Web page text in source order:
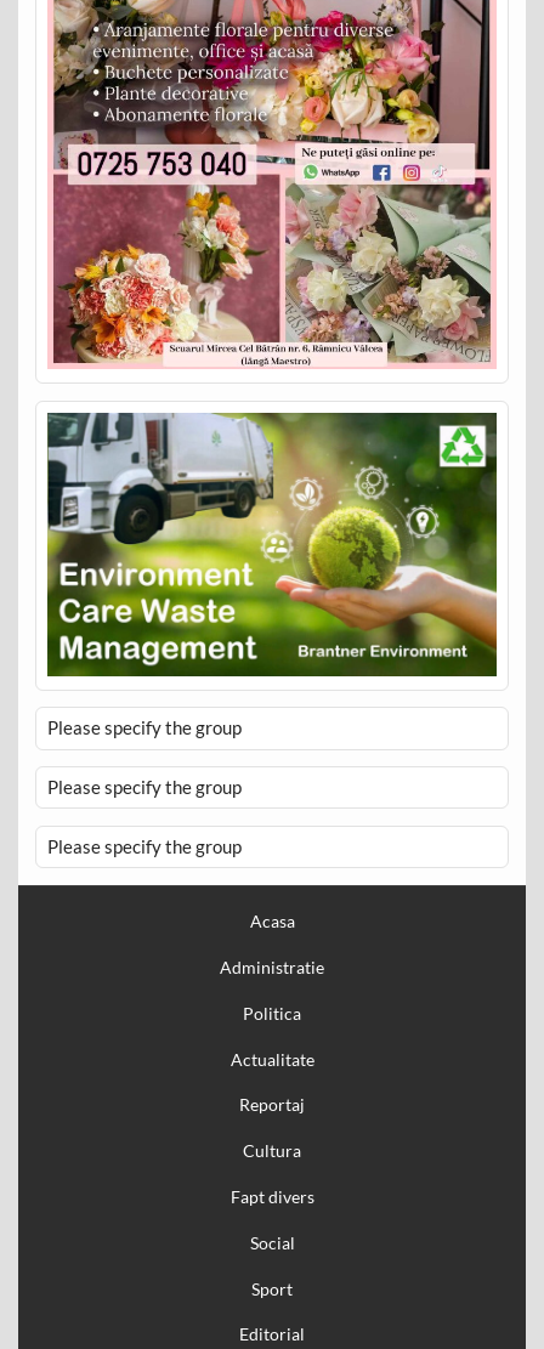
Please specify the group
Please specify the group
Please specify the group
Acasa
Administratie
Politica
Actualitate
Reportaj
Cultura
Fapt divers
Social
Sport
Editorial